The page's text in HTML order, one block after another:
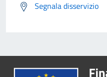
Segnala disservizio